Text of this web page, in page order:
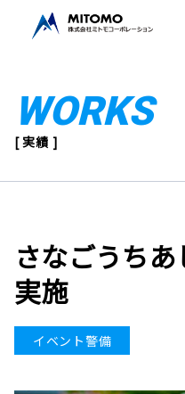
WORKS
[ 実績 ]
さなごうち
実施
イベント警備